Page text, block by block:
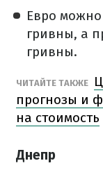
Евро можно
гривны, а
гривны.
ЧИТАЙТЕ ТАКЖЕ
прогнозы и
на стоимость
Днепр